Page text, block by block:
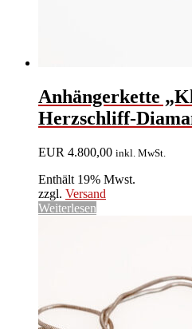
Anhängerkette
Herzschliff-
EUR 4.800,00 inkl. MwSt.
Enthält 19% Mwst.
zzgl. Versand
Weiterlesen